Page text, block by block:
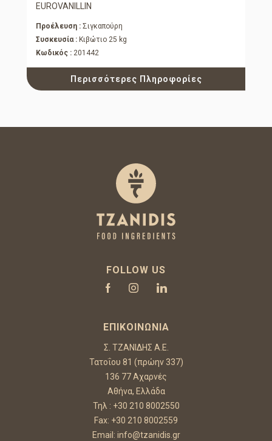
EUROVANILLIN
Προέλευση : Σιγκαπούρη
Συσκευσία : Κιβώτιο 25 kg
Κωδικός : 201442
Περισσότερες Πληροφορίες
FOLLOW US
ΕΠΙΚΟΙΝΩΝΊΑ
Σ. ΤΖΑΝΙΔΗΣ Α.Ε.
Τατοΐου 81 (πρώην 337)
136 77 Αχαρνές
Αθήνα, Ελλάδα
Τηλ : +30 210 8002550
Fax: +30 210 8002559
Email: info@tzanidis.gr